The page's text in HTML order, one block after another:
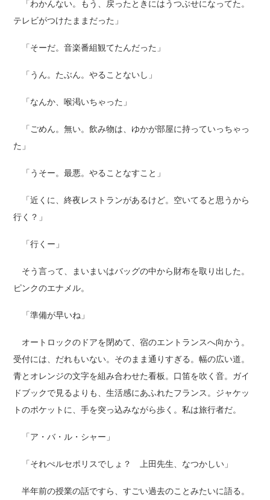
「わかんない。もう、戻ったときにはうつぶせになってた。
テレビがつけたままだった」
「そーだ。音楽番組観てたんだった」
「うん。たぶん。やることないし」
「なんか、喉渇いちゃった」
「ごめん。無い。飲み物は、ゆかが部屋に持っていっちゃっ
た」
「うそー。最悪。やることなすこと」
「近くに、終夜レストランがあるけど。空いてると思うから
行く？」
「行くー」
そう言って、まいまいはバッグの中から財布を取り出した。
ピンクのエナメル。
「準備が早いね」
オートロックのドアを閉めて、宿のエントランスへ向かう。
受付には、だれもいない。そのまま通りすぎる。幅の広い道。
青とオレンジの文字を組み合わせた看板。口笛を吹く音。ガイ
ドブックで見るよりも、生活感にあふれたフランス。ジャケッ
トのポケットに、手を突っ込みながら歩く。私は旅行者だ。
「ア・バ・ル・シャー」
「それぺルセポリスでしょ？ 上田先生、なつかしい」
半年前の授業の話ですら、すごい過去のことみたいに語る。